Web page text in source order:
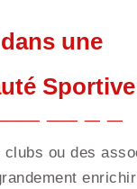
une
Sportive
clubs ou des